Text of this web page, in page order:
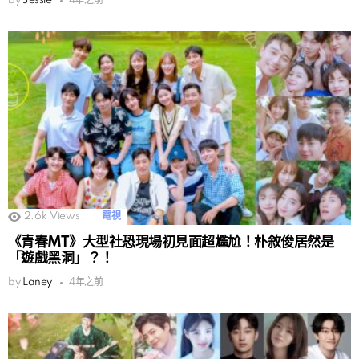
2.6k Views 電視
《青春MT》大型社恐現場初見面超尷尬！朴敘俊居然是
「遊戲黑洞」？！
by Laney 4年之前